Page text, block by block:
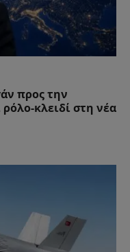
προς την
κλειδί στη νέα